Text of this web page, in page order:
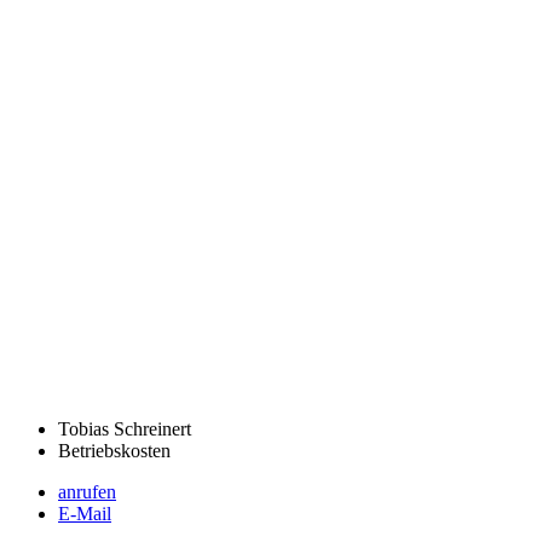
Tobias Schreinert
Betriebskosten
anrufen
E-Mail